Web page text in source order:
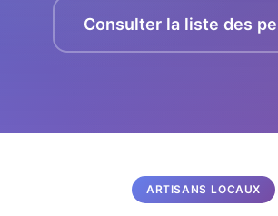
Consulter la liste des
ARTISANS LOCAUX